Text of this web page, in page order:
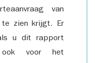
van
te zien krijgt. Er
u dit rapport
voor het